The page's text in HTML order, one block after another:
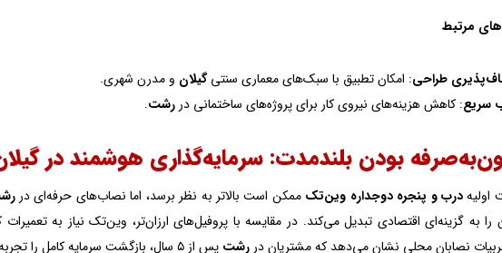
مرتبط
طراحی: امکان تطبیق با سبک‌های معماری سنتیگیلان و مدرن شهری.
سریع: کاهش هزینه‌های نیروی کار برای پروژه‌های ساختمانی در رشت.
اولیهدرب و پنجره دوجداره وین‌تک ممکن است بالاتر به نظر برسد، اما نصاب‌های حرفه‌ای در
را به گزینه‌ای اقتصادی تبدیل می‌کند. در مقایسه با پروفیل‌های ارزان‌تر، وین‌تک نیاز به
نصابان محلی نشان می‌دهد که مشتریان در رشت پس از ۵ سال، بازگشت سرمایه کامل را تجربه می‌کنند.